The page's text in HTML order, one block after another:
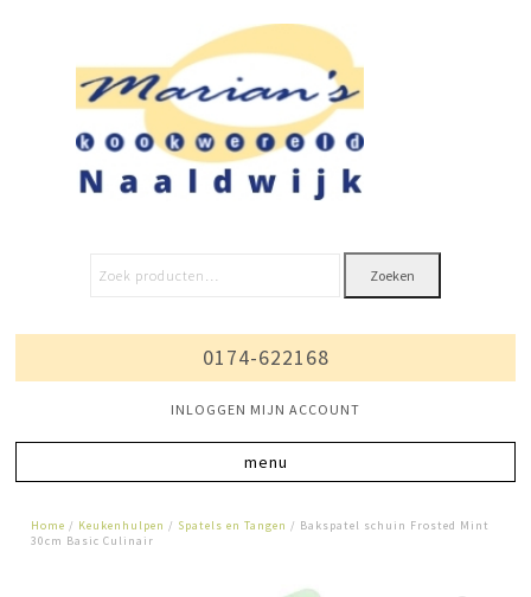
Zoeken
0174-622168
INLOGGEN MIJN ACCOUNT
Home / Keukenhulpen / Spatels en Tangen / Bakspatel schuin Frosted Mint
30cm Basic Culinair